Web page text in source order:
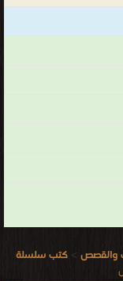
والقصص > كتب سلسلة